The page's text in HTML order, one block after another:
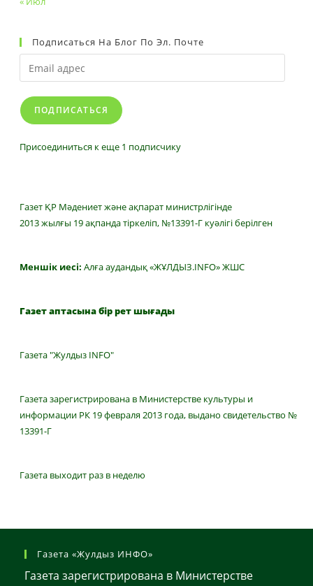
Подписаться На Блог По Эл. Почте
Email
адрес
ПОДПИСАТЬСЯ
Присоединиться к еще 1 подписчику
Газет ҚР Мәдениет және ақпарат министрлігінде
2013 жылғы 19 ақпанда тіркеліп, №13391-Г куәлігі берілген
Меншік иесі: Алға аудандық «ЖҰЛДЫЗ.INFO» ЖШС
Газет аптасына бір рет шығады
Газета "Жулдыз INFO"
Газета зарегистрирована в Министерстве культуры и
информации РК 19 февраля 2013 года, выдано свидетельство №
13391-Г
Газета выходит раз в неделю
Газета «Жулдыз ИНФО»
Газета зарегистрирована в Министерстве